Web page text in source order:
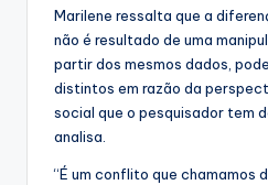
Marilene ressalta que a
não é resultado de uma
partir dos mesmos dados,
distintos em razão da
social que o pesquisador tem
analisa.
“É um conflito que chamamos